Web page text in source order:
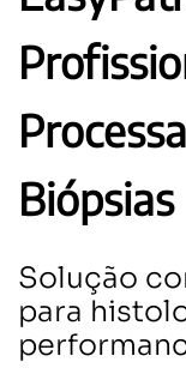
Biópsias
Solução
para